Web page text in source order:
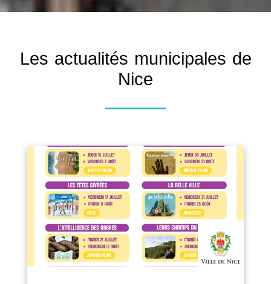
Les actualités municipales de
Nice